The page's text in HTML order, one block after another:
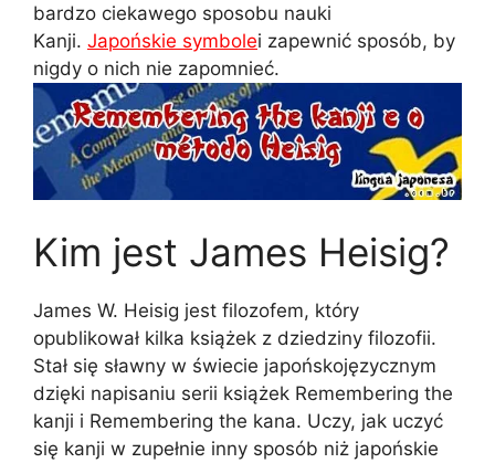
p m s
t
k k
bardzo ciekawego sposobu nauki
Kanji. Japońskie symbolei zapewnić sposób, by
nigdy o nich nie zapomnieć.
Kim jest James Heisig?
James W. Heisig jest filozofem, który
opublikował kilka książek z dziedziny filozofii.
Stał się sławny w świecie japońskojęzycznym
dzięki napisaniu serii książek Remembering the
kanji i Remembering the kana. Uczy, jak uczyć
się kanji w zupełnie inny sposób niż japońskie